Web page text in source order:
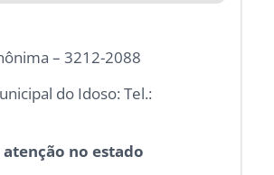
– 3212-2088
do Idoso: Tel.:
no estado